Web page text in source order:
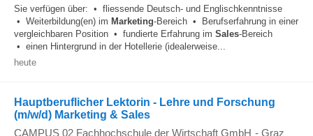
Sie verfügen über: • fliessende Deutsch- und Englischkenntnisse
• Weiterbildung(en) im Marketing-Bereich • Berufserfahrung in einer
vergleichbaren Position • fundierte Erfahrung im Sales-Bereich
• einen Hintergrund in der Hotellerie (idealerweise...
heute
Hauptberuflicher Lektorin - Lehre und Forschung
(m/w/d) Marketing & Sales
CAMPUS 02 Fachhochschule der Wirtschaft GmbH - Graz